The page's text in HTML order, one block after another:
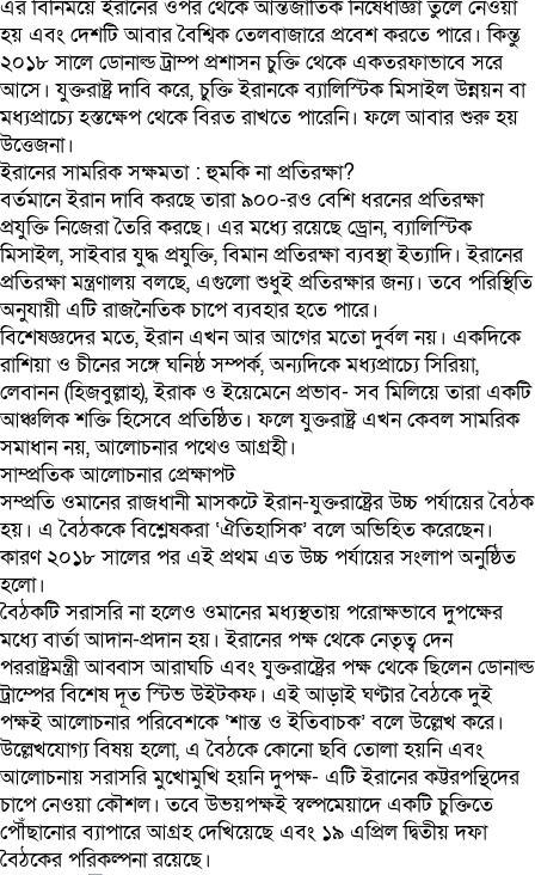
এর বিনিময়ে ইরানের ওপর থেকে আন্তর্জাতিক নিষেধাজ্ঞা তুলে নেওয়া
হয় এবং দেশটি আবার বৈশ্বিক তেলবাজারে প্রবেশ করতে পারে। কিন্তু
২০১৮ সালে ডোনাল্ড ট্রাম্প প্রশাসন চুক্তি থেকে একতরফাভাবে সরে
আসে। যুক্তরাষ্ট্র দাবি করে, চুক্তি ইরানকে ব্যালিস্টিক মিসাইল উন্নয়ন বা
মধ্যপ্রাচ্যে হস্তক্ষেপ থেকে বিরত রাখতে পারেনি। ফলে আবার শুরু হয়
উত্তেজনা।
ইরানের সামরিক সক্ষমতা : হুমকি না প্রতিরক্ষা?
বর্তমানে ইরান দাবি করছে তারা ৯০০-রও বেশি ধরনের প্রতিরক্ষা
প্রযুক্তি নিজেরা তৈরি করছে। এর মধ্যে রয়েছে ড্রোন, ব্যালিস্টিক
মিসাইল, সাইবার যুদ্ধ প্রযুক্তি, বিমান প্রতিরক্ষা ব্যবস্থা ইত্যাদি। ইরানের
প্রতিরক্ষা মন্ত্রণালয় বলছে, এগুলো শুধুই প্রতিরক্ষার জন্য। তবে পরিস্থিতি
অনুযায়ী এটি রাজনৈতিক চাপে ব্যবহার হতে পারে।
বিশেষজ্ঞদের মতে, ইরান এখন আর আগের মতো দুর্বল নয়। একদিকে
রাশিয়া ও চীনের সঙ্গে ঘনিষ্ঠ সম্পর্ক, অন্যদিকে মধ্যপ্রাচ্যে সিরিয়া,
লেবানন (হিজবুল্লাহ), ইরাক ও ইয়েমেনে প্রভাব- সব মিলিয়ে তারা একটি
আঞ্চলিক শক্তি হিসেবে প্রতিষ্ঠিত। ফলে যুক্তরাষ্ট্র এখন কেবল সামরিক
সমাধান নয়, আলোচনার পথেও আগ্রহী।
সাম্প্রতিক আলোচনার প্রেক্ষাপট
সম্প্রতি ওমানের রাজধানী মাসকটে ইরান-যুক্তরাষ্ট্রের উচ্চ পর্যায়ের বৈঠক
হয়। এ বৈঠককে বিশ্লেষকরা ‘ঐতিহাসিক’ বলে অভিহিত করেছেন।
কারণ ২০১৮ সালের পর এই প্রথম এত উচ্চ পর্যায়ের সংলাপ অনুষ্ঠিত
হলো।
বৈঠকটি সরাসরি না হলেও ওমানের মধ্যস্থতায় পরোক্ষভাবে দুপক্ষের
মধ্যে বার্তা আদান-প্রদান হয়। ইরানের পক্ষ থেকে নেতৃত্ব দেন
পররাষ্ট্রমন্ত্রী আব্বাস আরাঘচি এবং যুক্তরাষ্ট্রের পক্ষ থেকে ছিলেন ডোনাল্ড
ট্রাম্পের বিশেষ দূত স্টিভ উইটকফ। এই আড়াই ঘণ্টার বৈঠকে দুই
পক্ষই আলোচনার পরিবেশকে ‘শান্ত ও ইতিবাচক’ বলে উল্লেখ করে।
উল্লেখযোগ্য বিষয় হলো, এ বৈঠকে কোনো ছবি তোলা হয়নি এবং
আলোচনায় সরাসরি মুখোমুখি হয়নি দুপক্ষ- এটি ইরানের কট্টরপন্থিদের
চাপে নেওয়া কৌশল। তবে উভয়পক্ষই স্বল্পমেয়াদে একটি চুক্তিতে
পৌঁছানোর ব্যাপারে আগ্রহ দেখিয়েছে এবং ১৯ এপ্রিল দ্বিতীয় দফা
বৈঠকের পরিকল্পনা রয়েছে।